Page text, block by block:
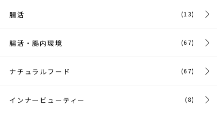
腸活 (13)
腸活・腸内環境 (67)
ナチュラルフード (67)
インナービューティー (8)